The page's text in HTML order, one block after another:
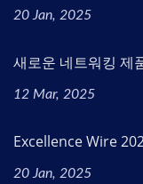
20 Jan, 2025
새로운 네트워킹 제
12 Mar, 2025
Excellence Wire
20 Jan, 2025